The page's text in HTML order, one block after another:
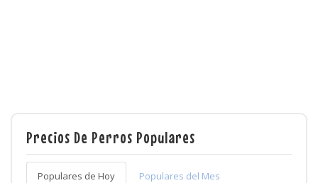
Precios De Perros Populares
Populares de Hoy Populares del Mes